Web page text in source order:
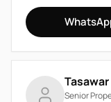
Senior